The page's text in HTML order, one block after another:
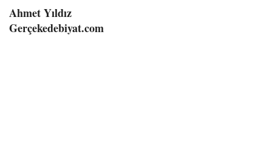
Ahmet Yıldız
Gerçekedebiyat.com